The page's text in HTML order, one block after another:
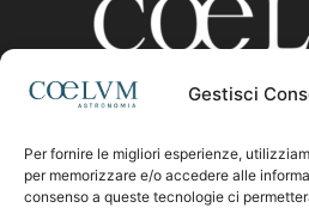
Gestisci
Per fornire le migliori esperienze,
per memorizzare e/o accedere alle
consenso a queste tecnologie ci
CHI